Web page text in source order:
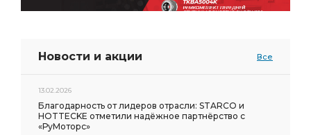
Новости и акции Все
13.02.2026
Благодарность от лидеров отрасли: STARCO и
HOTTECKE отметили надёжное партнёрство с
«РуМоторс»